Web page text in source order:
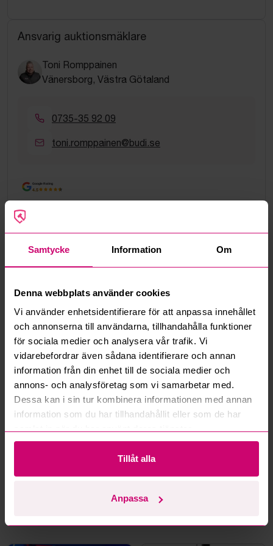
Samtycke Information Om
Denna webbplats använder cookies
Vi använder enhetsidentifierare för att anpassa innehållet
och annonserna till användarna, tillhandahålla funktioner
för sociala medier och analysera vår trafik. Vi
vidarebefordrar även sådana identifierare och annan
information från din enhet till de sociala medier och
annons- och analysföretag som vi samarbetar med.
Dessa kan i sin tur kombinera informationen med annan
information som du har tillhandahållit eller som de har
Tillåt alla
Anpassa
Ansvarig auktionsmäklare
Toni Romppainen
Vänersborg, Västra Götaland
0735-35 92 09
toni.romppainen@budi.se
Google Rating
4.5
Vanliga frågor och svar
Hur fungerar manuella bud?
Vad är ett reservationspris?
Hur fungerar maxbud?
Hur fungerar budmotorn?
Kan jag ångra ett bud?